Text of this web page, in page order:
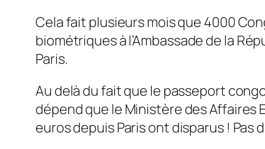
Cela fait plusieurs mois que 4000
biométriques à l’Ambassade de la
Paris.
Au delà du fait que le passeport
dépend que le Ministère des Affaires
euros depuis Paris ont disparus !